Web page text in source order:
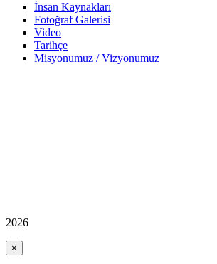
İnsan Kaynakları
Fotoğraf Galerisi
Video
Tarihçe
Misyonumuz / Vizyonumuz
2026
×